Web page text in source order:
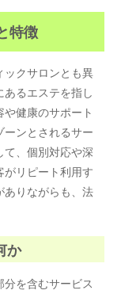
特徴
ックサロンとも異
るエステを指し
健康のサポート
ンとされるサー
て、個別対応や深
リピート利用す
ありながらも、法
か
を含むサービス